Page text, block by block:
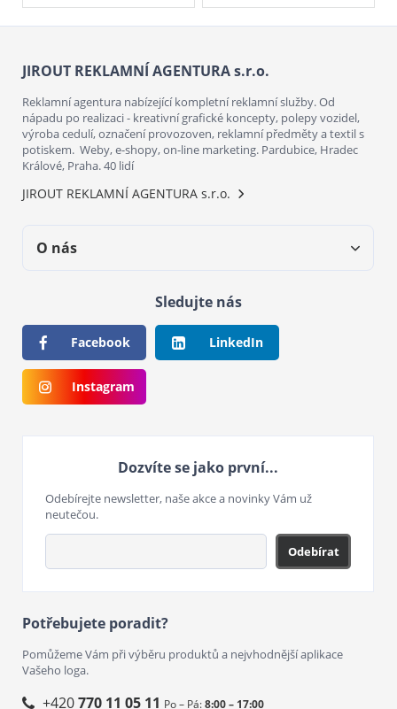
JIROUT REKLAMNÍ AGENTURA s.r.o.
Reklamní agentura nabízející kompletní reklamní služby. Od
nápadu po realizaci - kreativní grafické koncepty, polepy vozidel,
výroba cedulí, označení provozoven, reklamní předměty a textil s
potiskem. Weby, e-shopy, on-line marketing. Pardubice, Hradec
Králové, Praha. 40 lidí
JIROUT REKLAMNÍ AGENTURA s.r.o.
O nás
Sledujte nás
Facebook LinkedIn
Instagram
Dozvíte se jako první...
Odebírejte newsletter, naše akce a novinky Vám už
neutečou.
Odebírat
Potřebujete poradit?
Pomůžeme Vám při výběru produktů a nejvhodnější aplikace
Vašeho loga.
+420770 11 05 11 Po – Pá:8:00 – 17:00